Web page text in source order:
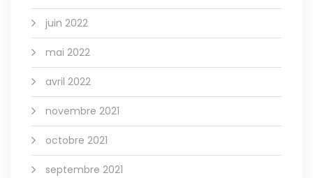
juin 2022
mai 2022
avril 2022
novembre 2021
octobre 2021
septembre 2021